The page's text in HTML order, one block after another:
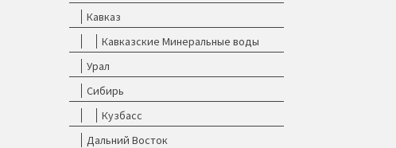
Кавказ
Кавказские Минеральные воды
Урал
Сибирь
Кузбасс
Дальний Восток